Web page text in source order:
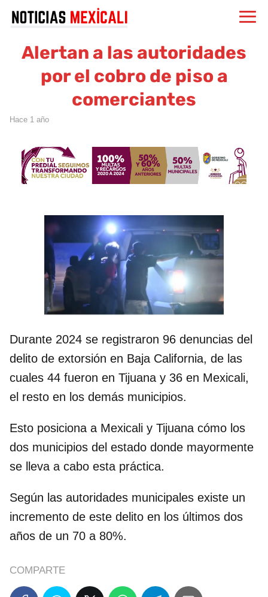
Alertan a las autoridades
por el cobro de piso a
comerciantes
hace 1 año
Durante 2024 se registraron 96 denuncias del
delito de extorsión en Baja California, de las
cuales 44 fueron en Tijuana y 36 en Mexicali,
el resto en los demás municipios.
Esto posiciona a Mexicali y Tijuana cómo los
dos municipios del estado donde mayormente
se lleva a cabo esta práctica.
Según las autoridades municipales existe un
incremento de este delito en los últimos dos
años de un 70 a 80%.
COMPARTE